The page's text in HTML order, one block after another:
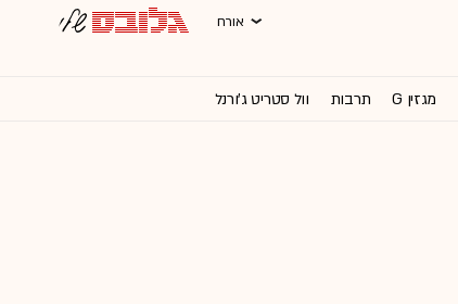
אורח
מגזין G תרבות וול סטריט ג'ורנל